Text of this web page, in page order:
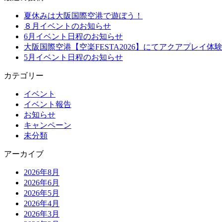
夏休みは大阪国際空港で遊ぼう！
８月イベントのお知らせ
6月イベント日程のお知らせ
大阪国際空港【空楽FESTA2026】にてアクアプレイ体験
5月イベント日程のお知らせ
カテゴリー
イベント
イベント報告
お知らせ
キャンペーン
未分類
アーカイブ
2026年8月
2026年6月
2026年5月
2026年4月
2026年3月